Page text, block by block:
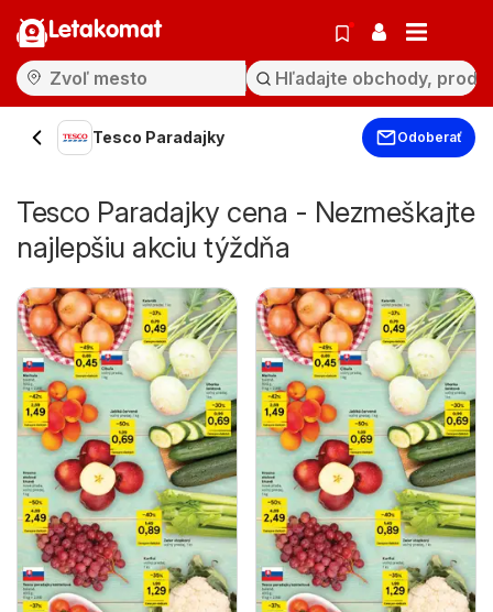
Letakomat
Tesco Paradajky Odoberať
Tesco Paradajky cena - Nezmeškajte
najlepšiu akciu týždňa